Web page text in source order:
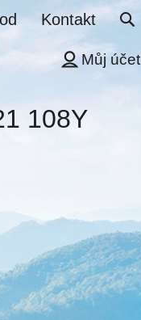
Kontakt
Můj účet
108Y